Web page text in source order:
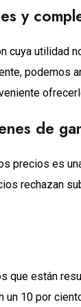
y
cuya utilidad
podemos
de
precios es
rechazan
que están
10 por